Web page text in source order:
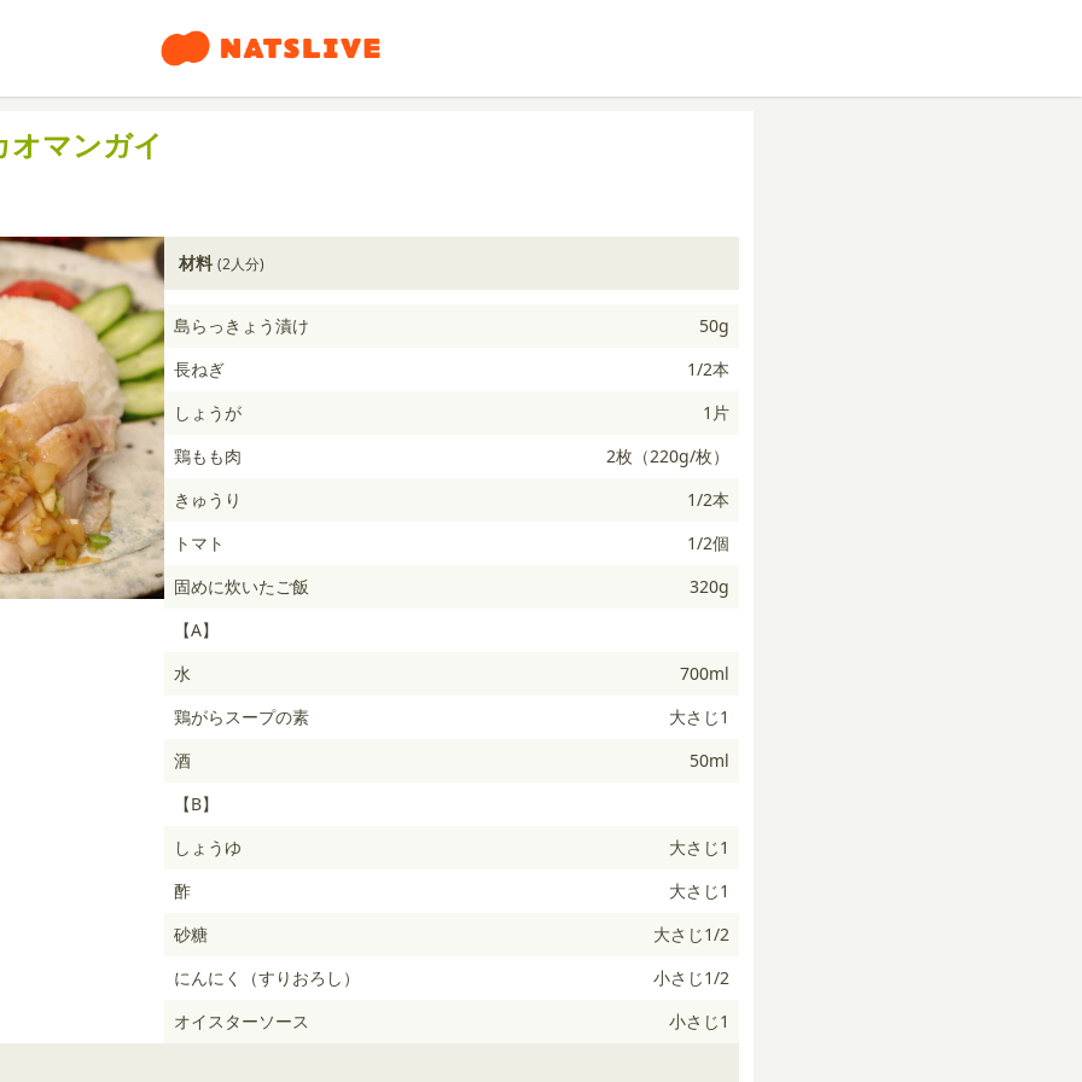
マンガイ
材料 (2人分)
島らっきょう漬け
50g
長ねぎ
1/2本
しょうが
1片
鶏もも肉
2枚（220g/枚）
きゅうり
1/2本
トマト
1/2個
固めに炊いたご飯
320g
【A】
水
700ml
鶏がらスープの素
大さじ1
酒
50ml
【B】
しょうゆ
大さじ1
酢
大さじ1
砂糖
大さじ1/2
にんにく（すりおろし）
小さじ1/2
オイスターソース
小さじ1